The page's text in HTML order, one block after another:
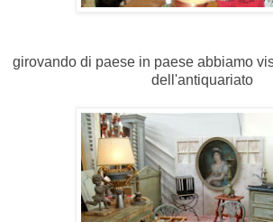
girovando di paese in paese abbiamo
dell'antiquariato